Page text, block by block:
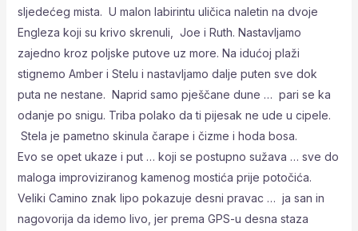
sljedećeg mista. U malon labirintu uličica naletin na dvoje
Engleza koji su krivo skrenuli, Joe i Ruth. Nastavljamo
zajedno kroz poljske putove uz more. Na idućoj plaži
stignemo Amber i Stelu i nastavljamo dalje puten sve dok
puta ne nestane. Naprid samo pješčane dune … pari se ka
odanje po snigu. Triba polako da ti pijesak ne ude u cipele.
Stela je pametno skinula čarape i čizme i hoda bosa.
Evo se opet ukaze i put … koji se postupno sužava … sve do
maloga improviziranog kamenog mostića prije potočića.
Veliki Camino znak lipo pokazuje desni pravac … ja san in
nagovorija da idemo livo, jer prema GPS-u desna staza